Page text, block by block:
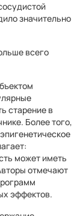
значительно
всего
старение в
Более того,
может иметь
отмечают
эффектов.